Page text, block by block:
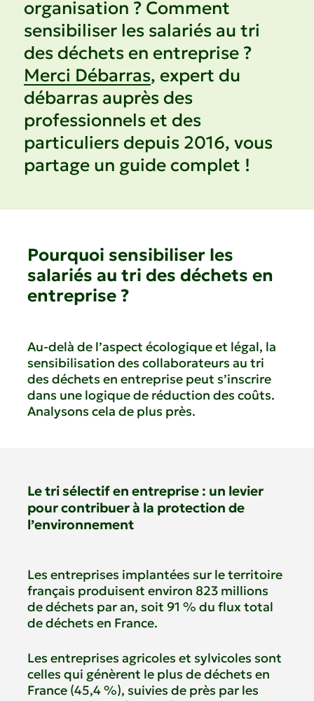
organisation ? Comment
sensibiliser les salariés au tri
des déchets en entreprise ?
Merci Débarras, expert du
débarras auprès des
professionnels et des
particuliers depuis 2016, vous
partage un guide complet !
Pourquoi sensibiliser les
salariés au tri des déchets en
entreprise ?
Au-delà de l’aspect écologique et légal, la
sensibilisation des collaborateurs au tri
des déchets en entreprise peut s’inscrire
dans une logique de réduction des coûts.
Analysons cela de plus près.
Le tri sélectif en entreprise : un levier
pour contribuer à la protection de
l’environnement
Les entreprises implantées sur le territoire
français produisent environ 823 millions
de déchets par an, soit 91 % du flux total
de déchets en France.
Les entreprises agricoles et sylvicoles sont
celles qui génèrent le plus de déchets en
France (45,4 %), suivies de près par les